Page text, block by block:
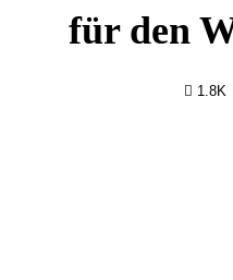
für den
1.8K